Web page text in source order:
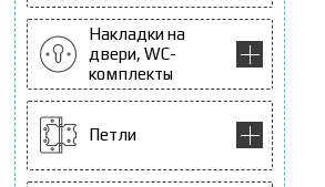
Накладки на
двери, WC-
комплекты
Петли